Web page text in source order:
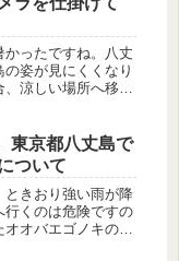
かったですね。八丈
姿が見にくくなり
涼しい場所へ移動
した。ひっきりなし
した。
東京都八丈島で
ついて
ときおり強い雨が降
行くのは危険ですの
オオバエゴノキの